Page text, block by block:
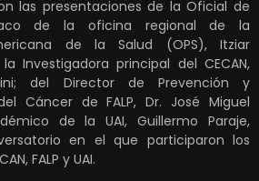
las presentaciones de la Oficial de
de la oficina regional de la
de la Salud (OPS), Itziar
Investigadora principal del CECAN,
del Director de Prevención y
Cáncer de FALP, Dr. José Miguel
de la UAI, Guillermo Paraje,
en el que participaron los
FALP y UAI.